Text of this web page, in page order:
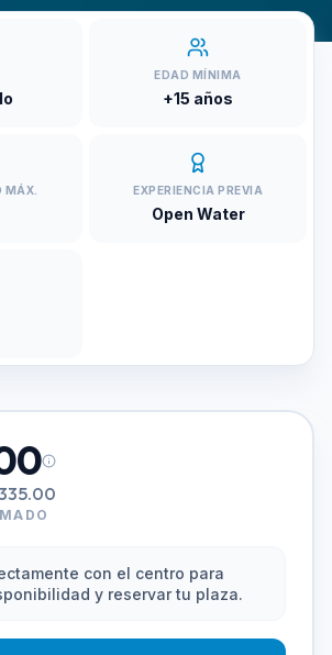
EDAD MÍNIMA
+15 años
MÁX. EXPERIENCIA PREVIA
Open Water
con el centro para
y reservar tu plaza.